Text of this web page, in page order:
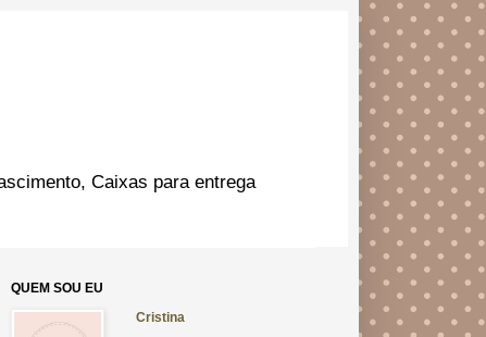
Caixas para entrega
QUEM SOU EU
Cristina